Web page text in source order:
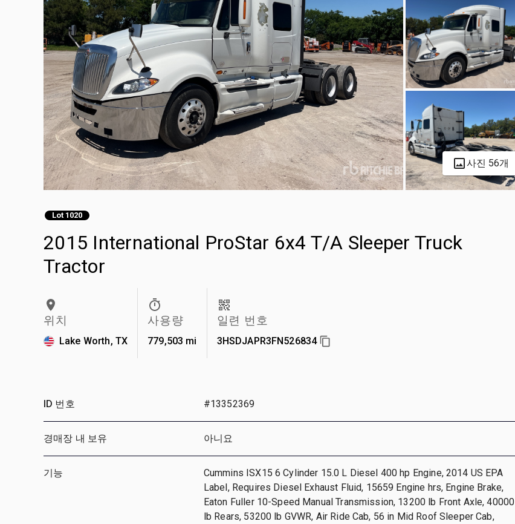
사진 56개
Lot 1020
2015 International ProStar 6x4 T/A Sleeper Truck
Tractor
위치
Lake Worth, TX
사용량
779,503 mi
일련 번호
3HSDJAPR3FN526834
ID 번호 #13352369
경매장 내 보유 아니요
기능
Cummins ISX15 6 Cylinder 15.0 L Diesel 400 hp Engine, 2014 US EPA
Label, Requires Diesel Exhaust Fluid, 15659 Engine hrs, Engine Brake,
Eaton Fuller 10-Speed Manual Transmission, 13200 lb Front Axle, 40000
lb Rears, 53200 lb GVWR, Air Ride Cab, 56 in Mid Roof Sleeper Cab,